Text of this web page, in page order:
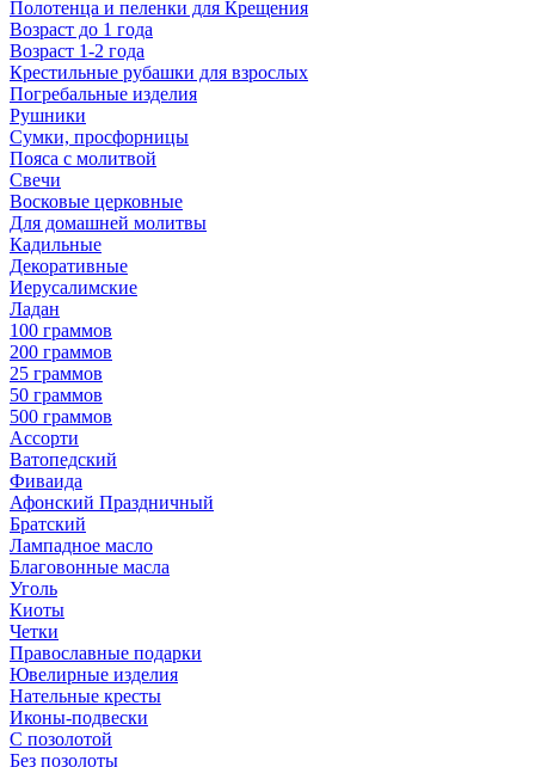
Полотенца и пеленки для Крещения
Возраст до 1 года
Возраст 1-2 года
Крестильные рубашки для взрослых
Погребальные изделия
Рушники
Сумки, просфорницы
Пояса с молитвой
Свечи
Восковые церковные
Для домашней молитвы
Кадильные
Декоративные
Иерусалимские
Ладан
100 граммов
200 граммов
25 граммов
50 граммов
500 граммов
Ассорти
Ватопедский
Фиваида
Афонский Праздничный
Братский
Лампадное масло
Благовонные масла
Уголь
Киоты
Четки
Православные подарки
Ювелирные изделия
Нательные кресты
Иконы-подвески
С позолотой
Без позолоты